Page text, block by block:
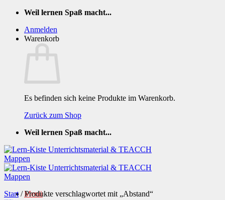
Zum
springen
Weil lernen Spaß macht...
Anmelden
Warenkorb
Es befinden sich keine Produkte im Warenkorb.
Zurück zum Shop
Weil lernen Spaß macht...
Menü
Start /Produkte verschlagwortet mit „Abstand“